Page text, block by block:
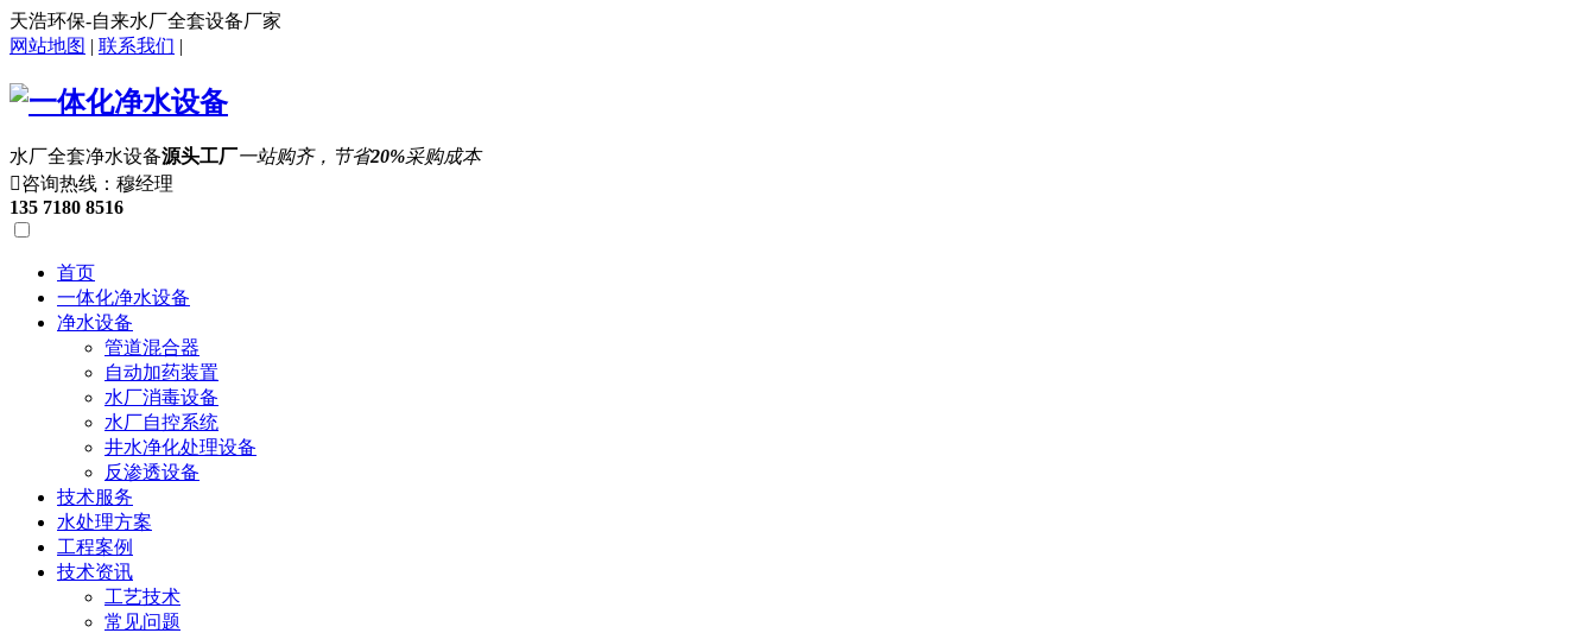
天浩环保-自来水厂全套设备厂家
网站地图 | 联系我们 |
水厂全套净水设备源头工厂一站购齐，节省20%采购成本
咨询热线：穆经理
135 7180 8516
首页
一体化净水设备
净水设备
管道混合器
自动加药装置
水厂消毒设备
水厂自控系统
井水净化处理设备
反渗透设备
技术服务
水处理方案
工程案例
技术资讯
工艺技术
常见问题